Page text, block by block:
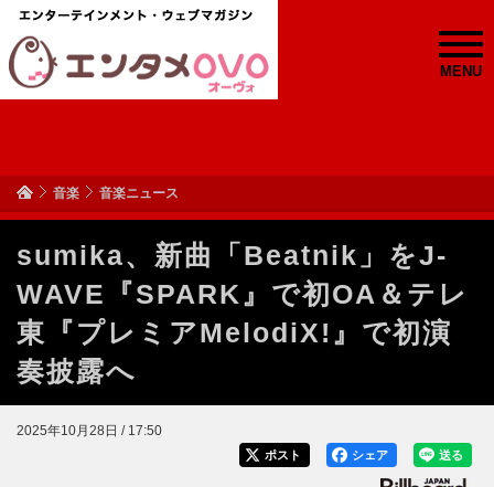
MENU
音楽 音楽ニュース
sumika、新曲「Beatnik」をJ-
WAVE『SPARK』で初OA＆テレ
東『プレミアMelodiX!』で初演
奏披露へ
2025年10月28日 / 17:50
送る
シェア
ポスト